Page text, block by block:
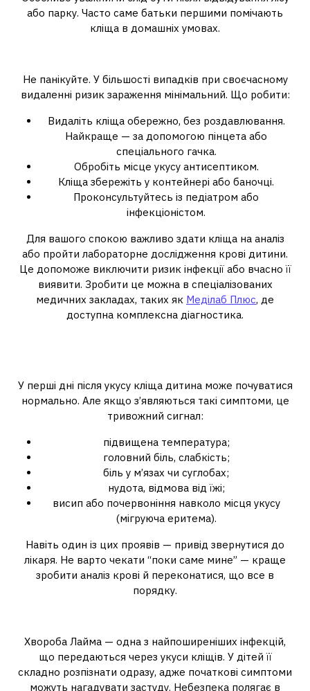
або парку. Часто саме батьки першими помічають
кліща в домашніх умовах.
Не панікуйте. У більшості випадків при своєчасному
видаленні ризик зараження мінімальний. Що робити:
Видаліть кліща обережно, без роздавлювання.
Найкраще — за допомогою пінцета або
спеціального гачка.
Обробіть місце укусу антисептиком.
Кліща збережіть у контейнері або баночці.
Проконсультуйтесь із педіатром або
інфекціоністом.
Для вашого спокою важливо здати кліща на аналіз
або пройти лабораторне дослідження крові дитини.
Це допоможе виключити ризик інфекції або вчасно її
виявити. Зробити це можна в спеціалізованих
медичних закладах, таких як Меділаб Плюс, де
доступна комплексна діагностика.
У перші дні після укусу кліща дитина може почуватися
нормально. Але якщо з’являються такі симптоми, це
тривожний сигнал:
підвищена температура;
головний біль, слабкість;
біль у м’язах чи суглобах;
нудота, відмова від їжі;
висип або почервоніння навколо місця укусу
(мігруюча еритема).
Навіть один із цих проявів — привід звернутися до
лікаря. Не варто чекати “поки саме мине” — краще
зробити аналіз крові й переконатися, що все в
порядку.
Хвороба Лайма — одна з найпоширеніших інфекцій,
що передаються через укуси кліщів. У дітей її
складно розпізнати одразу, адже початкові симптоми
можуть нагадувати застуду. Небезпека полягає в